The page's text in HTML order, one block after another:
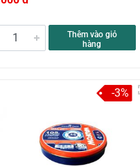
Thêm vào giỏ
hàng
-3%